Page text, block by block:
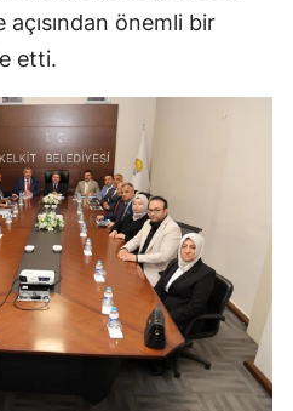
Düzce
açısından önemli bir
etti.